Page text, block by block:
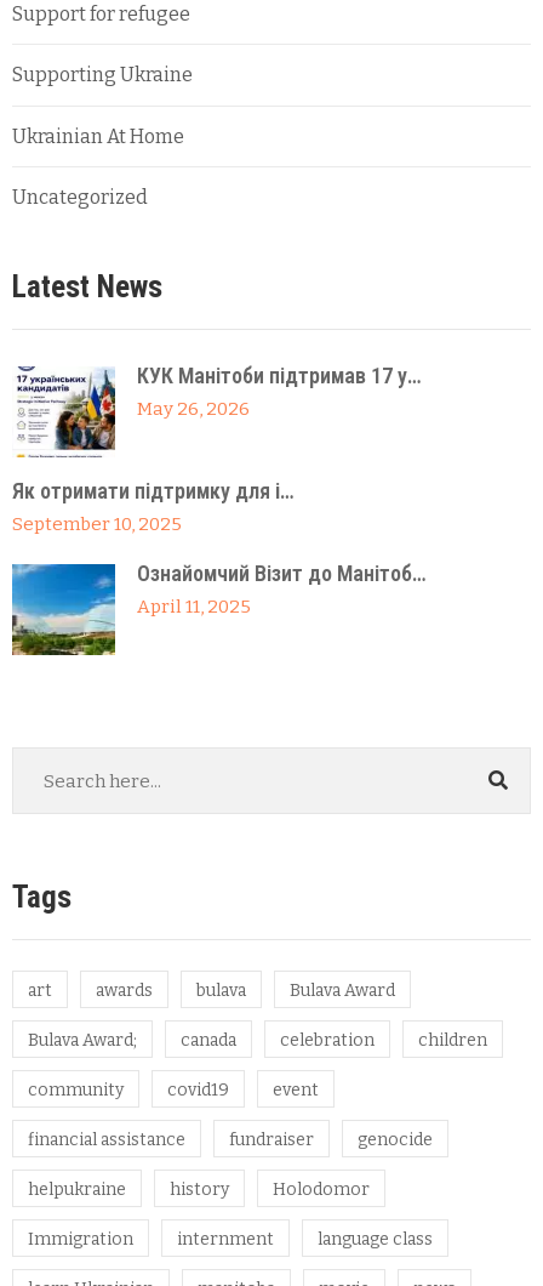
Support for refugee
Supporting Ukraine
Ukrainian At Home
Uncategorized
Latest News
КУК Манітоби підтримав 17 у…
May 26, 2026
Як отримати підтримку для і…
September 10, 2025
Ознайомчий Візит до Манітоб…
April 11, 2025
Tags
art awards bulava Bulava Award
Bulava Award; canada celebration children
community covid19 event
financial assistance fundraiser genocide
helpukraine history Holodomor
Immigration internment language class